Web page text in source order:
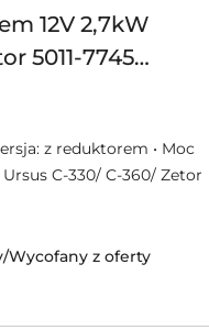
12V 2,7kW
5011-7745
z reduktorem • Moc
C-330/ C-360/ Zetor
z oferty